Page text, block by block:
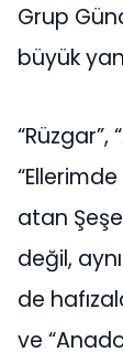
Grup
büyük
“Rüzgar”,
atan
değil,
de
ve